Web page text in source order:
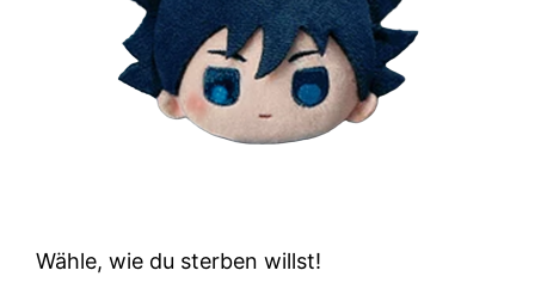
Wähle, wie du sterben willst!